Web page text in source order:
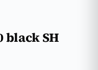
black SH